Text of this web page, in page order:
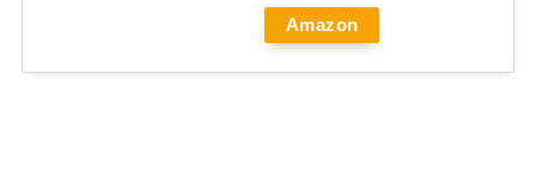
Amazon